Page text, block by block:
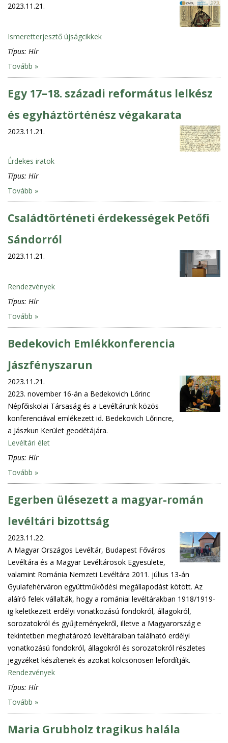
2023.11.21.
Ismeretterjesztő újságcikkek
Típus: Hír
Tovább »
Egy 17–18. századi református lelkész
és egyháztörténész végakarata
2023.11.21.
Érdekes iratok
Típus: Hír
Tovább »
Családtörténeti érdekességek Petőfi
Sándorról
2023.11.21.
Rendezvények
Típus: Hír
Tovább »
Bedekovich Emlékkonferencia
Jászfényszarun
2023.11.21.
2023. november 16-án a Bedekovich Lőrinc
Népfőiskolai Társaság és a Levéltárunk közös
konferenciával emlékezett id. Bedekovich Lőrincre,
a Jászkun Kerület geodétájára.
Levéltári élet
Típus: Hír
Tovább »
Egerben ülésezett a magyar-román
levéltári bizottság
2023.11.22.
A Magyar Országos Levéltár, Budapest Főváros
Levéltára és a Magyar Levéltárosok Egyesülete,
valamint Románia Nemzeti Levéltára 2011. július 13-án
Gyulafehérváron együttműködési megállapodást kötött. Az
aláíró felek vállalták, hogy a romániai levéltárakban 1918/1919-
ig keletkezett erdélyi vonatkozású fondokról, állagokról,
sorozatokról és gyűjteményekről, illetve a Magyarország e
tekintetben meghatározó levéltáraiban található erdélyi
vonatkozású fondokról, állagokról és sorozatokról részletes
jegyzéket készítenek és azokat kölcsönösen lefordítják.
Rendezvények
Típus: Hír
Tovább »
Maria Grubholz tragikus halála